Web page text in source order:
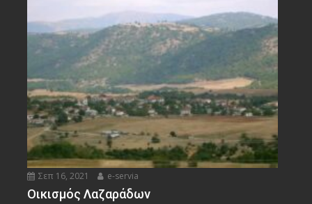
Σεπ 16, 2021 e-servia
Οικισμός Λαζαράδων